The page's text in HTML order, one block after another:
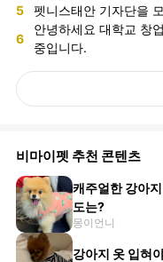
5 펫니스태안 기자단을
6
안녕하세요 대학교 창
중입니다.
비마이펫 추천 콘텐츠
캐주얼한 강아
도는?
몽이언니
강아지 옷 입혀